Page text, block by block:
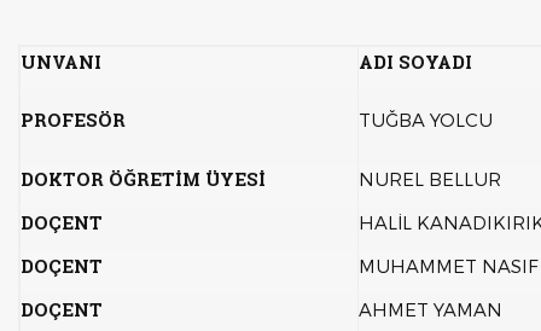
UNVANI ADI SOYADI
PROFESÖR TUĞBA YOLCU
DOKTOR ÖĞRETİM ÜYESİ NUREL BELLUR
DOÇENT HALİL
DOÇENT MUHAMMET
DOÇENT AHMET YAMAN